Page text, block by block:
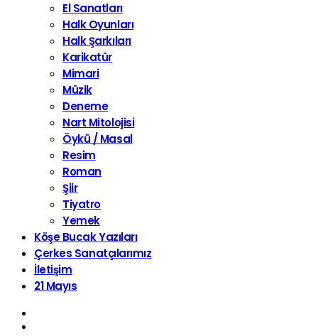
El Sanatları
Halk Oyunları
Halk Şarkıları
Karikatür
Mimari
Müzik
Deneme
Nart Mitolojisi
Öykü / Masal
Resim
Roman
Şiir
Tiyatro
Yemek
Köşe Bucak Yazıları
Çerkes Sanatçılarımız
İletişim
21 Mayıs